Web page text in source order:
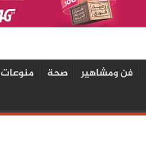
فن ومشاهير صحة منوعات